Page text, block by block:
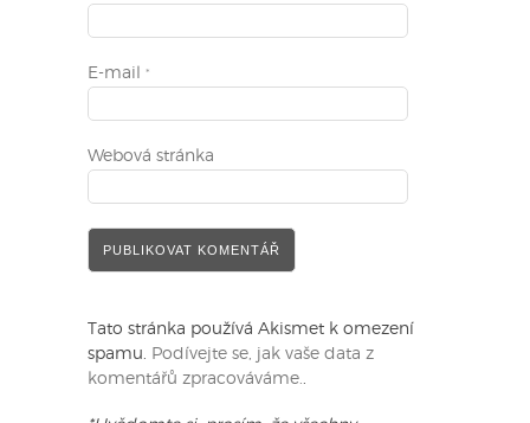
E-mail *
Webová stránka
Tato stránka používá Akismet k omezení
spamu.
Podívejte se, jak vaše data z
komentářů zpracováváme.